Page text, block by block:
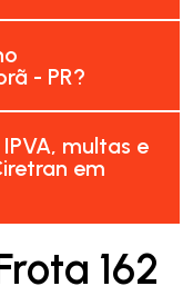
- PR?
multas e
em
162